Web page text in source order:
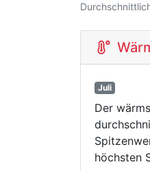
Juli
Der
höchsten